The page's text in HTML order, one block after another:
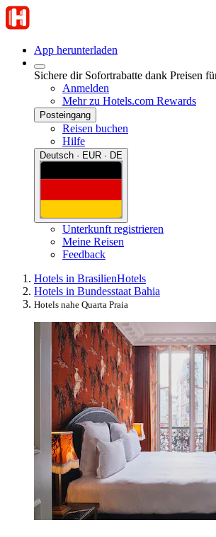
App herunterladen
Sichere dir Sofortrabatte dank Preisen
Anmelden
Mehr zu Hotels.com Rewards
Posteingang
Reisen buchen
Hilfe
Deutsch · EUR · DE
Unterkunft registrieren
Meine Reisen
Feedback
Hotels in BrasilienHotels
Hotels in Bundesstaat Bahia
Hotels nahe Quarta Praia